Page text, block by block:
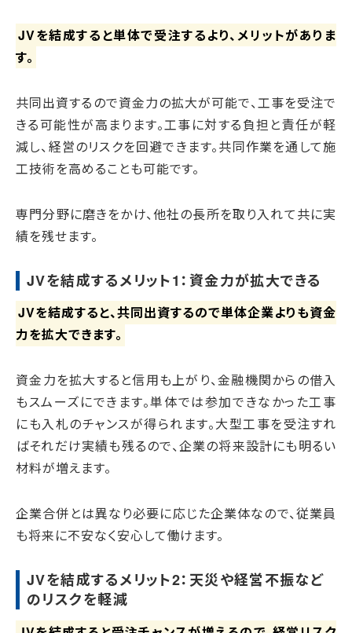
JVを結成すると単体で受注するより、メリットがありま
す。
共同出資するので資金力の拡大が可能で、工事を受注で
きる可能性が高まります。工事に対する負担と責任が軽
減し、経営のリスクを回避できます。共同作業を通して施
工技術を高めることも可能です。
専門分野に磨きをかけ、他社の長所を取り入れて共に実
績を残せます。
JVを結成するメリット1：資金力が拡大できる
JVを結成すると、共同出資するので単体企業よりも資金
力を拡大できます。
資金力を拡大すると信用も上がり、金融機関からの借入
もスムーズにできます。単体では参加できなかった工事
にも入札のチャンスが得られます。大型工事を受注すれ
ばそれだけ実績も残るので、企業の将来設計にも明るい
材料が増えます。
企業合併とは異なり必要に応じた企業体なので、従業員
も将来に不安なく安心して働けます。
JVを結成するメリット2：天災や経営不振など
のリスクを軽減